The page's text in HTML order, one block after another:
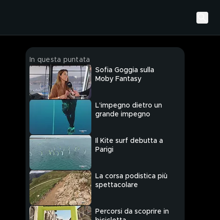
In questa puntata
Sofia Goggia sulla
Moby Fantasy
L'impegno dietro un
grande impegno
Il Kite surf debutta a
Parigi
La corsa podistica più
spettacolare
Percorsi da scoprire in